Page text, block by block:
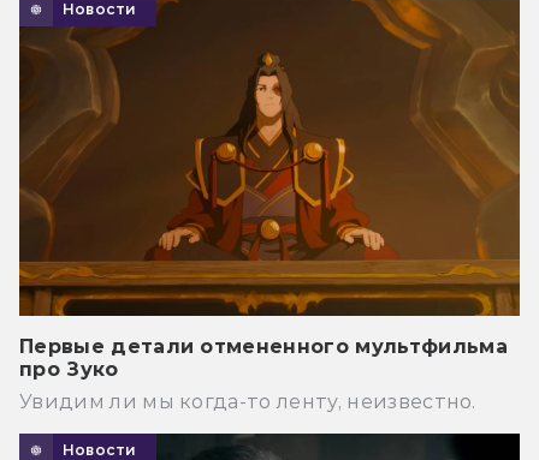
Новости
Первые детали отмененного мультфильма
про Зуко
Увидим ли мы когда-то ленту, неизвестно.
Новости